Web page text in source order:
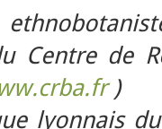
Centre de
)
lyonnais